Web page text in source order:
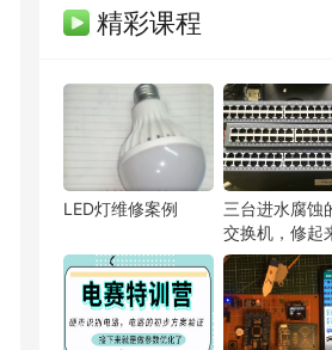
精彩课程
LED灯维修案例
三台进水腐蚀
交换机，修起
了
PCB弟子班 剩余3天
即将
单片机开发班
剩余3天
预约
ITOS特训班
剩余3天
即将
信号仿真特训营
剩余3天
预约
剩余3天
即将
硬件弟子班
剩余3天
即将
PCB线下班
剩余3天
即将
硬件开发班
剩余3天
即将